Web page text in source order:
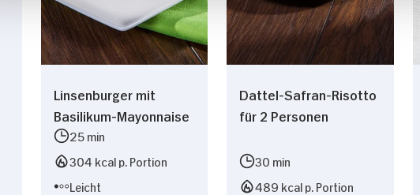
Linsenburger mit
Basilikum-Mayonnaise
25 min
304 kcal p. Portion
Leicht
Dattel-Safran-Risotto
für 2 Personen
30 min
489 kcal p. Portion